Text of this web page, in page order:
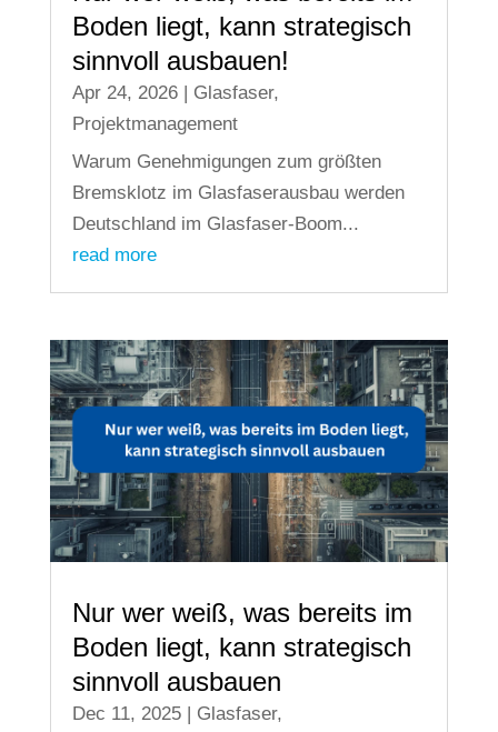
Boden liegt, kann strategisch
sinnvoll ausbauen!
Apr 24, 2026| Glasfaser,
Projektmanagement
Warum Genehmigungen zum größten
Bremsklotz im Glasfaserausbau werden
Deutschland im Glasfaser-Boom...
read more
Nur wer weiß, was bereits im
Boden liegt, kann strategisch
sinnvoll ausbauen
Dec 11, 2025| Glasfaser,